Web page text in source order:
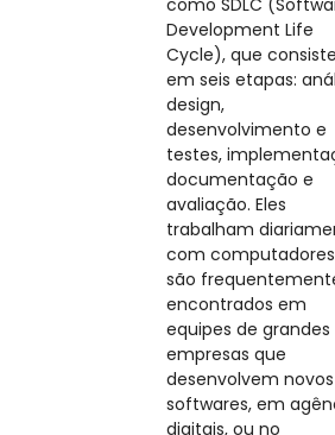
como SDLC
Development Life
Cycle), que consiste
em seis etapas:
design,
desenvolvimento e
testes,
documentação e
avaliação. Eles
trabalham
com
são
encontrados em
equipes de grandes
empresas que
desenvolvem novos
softwares, em
digitais, ou no